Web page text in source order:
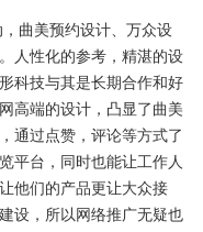
曲美预约设计、万众设
人性化的参考，精湛的设
科技与其是长期合作和好
高端的设计，凸显了曲美
通过点赞，评论等方式了
平台，同时也能让工作人
他们的产品更让大众接
设，所以网络推广无疑也